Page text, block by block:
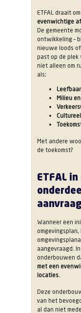
ETFAL draait
evenwichtige
De gemeente
ontwikkeling –
nieuwe loods
past op de plek
niet alleen om
als:
Milieu
Met andere
de toekomst?
ETFAL
aanvraag
Wanneer een
aangevraagd.
onderbouwen
met een
locaties.
Deze
van het
al dan niet